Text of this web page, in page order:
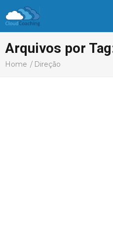
Home
Mais Recentes
Arquivos por
Home Direção